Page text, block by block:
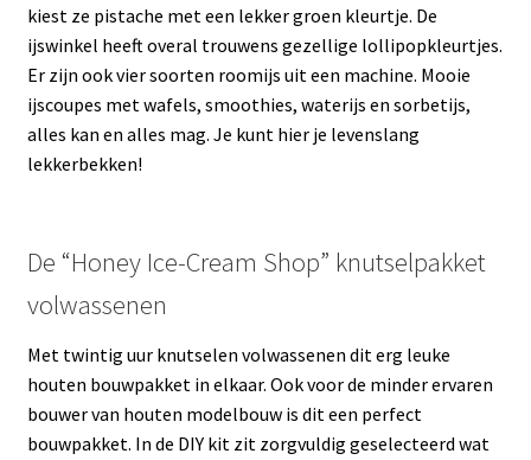
kiest ze pistache met een lekker groen kleurtje. De
ijswinkel heeft overal trouwens gezellige lollipopkleurtjes.
Er zijn ook vier soorten roomijs uit een machine. Mooie
ijscoupes met wafels, smoothies, waterijs en sorbetijs,
alles kan en alles mag. Je kunt hier je levenslang
lekkerbekken!
De “Honey Ice-Cream Shop” knutselpakket
volwassenen
Met twintig uur knutselen volwassenen dit erg leuke
houten bouwpakket in elkaar. Ook voor de minder ervaren
bouwer van houten modelbouw is dit een perfect
bouwpakket. In de DIY kit zit zorgvuldig geselecteerd wat